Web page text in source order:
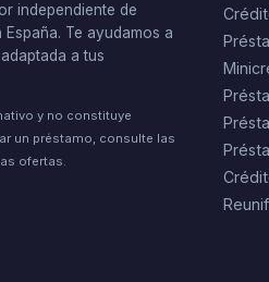
independiente de
Te ayudamos a
a tus
y no constituye
un préstamo, consulte las
ofertas.